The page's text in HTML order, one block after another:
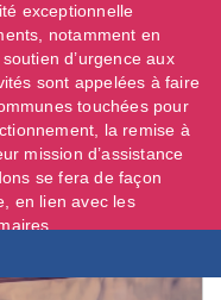
exceptionnelle
notamment en
d’urgence aux
sont appelées à faire
touchées pour
la remise à
mission d’assistance
se fera de façon
en lien avec les
...